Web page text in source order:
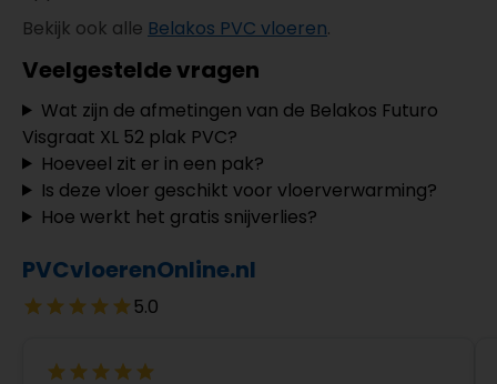
Bekijk ook alle Belakos PVC vloeren.
Veelgestelde vragen
Wat zijn de afmetingen van de Belakos Futuro
Visgraat XL 52 plak PVC?
Hoeveel zit er in een pak?
Is deze vloer geschikt voor vloerverwarming?
Hoe werkt het gratis snijverlies?
PVCvloerenOnline.nl
5.0